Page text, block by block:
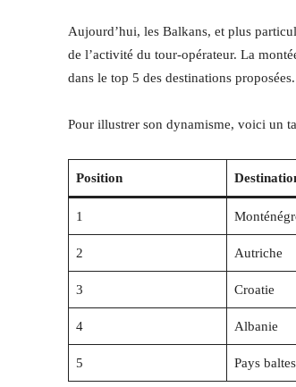
Aujourd’hui, les Balkans, et plus
de l’activité du tour-opérateur. La
dans le top 5 des destinations
Pour illustrer son dynamisme, voici un
Position
1
2 Autriche
3 Croatie
4 Albanie
5 Pays baltes